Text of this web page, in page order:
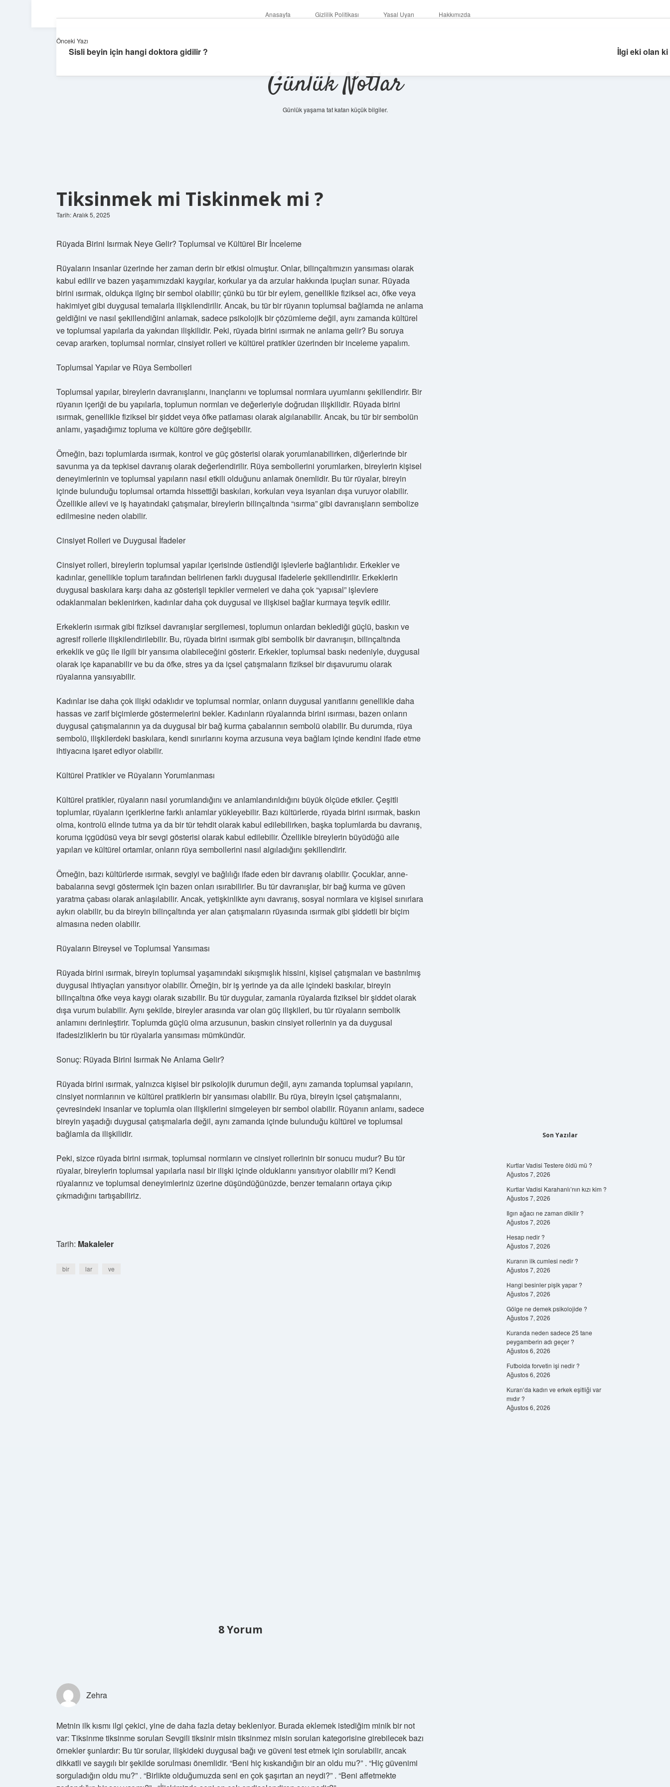
Anasayfa Gizlilik Politikası Yasal Uyarı Hakkımızda
Günlük Notlar
Günlük yaşama tat katan küçük bilgiler.
Tiksinmek mi Tiskinmek mi ?
Tarih: Aralık 5, 2025
Rüyada Birini Isırmak Neye Gelir? Toplumsal ve Kültürel Bir İnceleme
Rüyaların insanlar üzerinde her zaman derin bir etkisi olmuştur. Onlar, bilinçaltımızın yansıması olarak
kabul edilir ve bazen yaşamımızdaki kaygılar, korkular ya da arzular hakkında ipuçları sunar. Rüyada
birini ısırmak, oldukça ilginç bir sembol olabilir; çünkü bu tür bir eylem, genellikle fiziksel acı, öfke veya
hakimiyet gibi duygusal temalarla ilişkilendirilir. Ancak, bu tür bir rüyanın toplumsal bağlamda ne anlama
geldiğini ve nasıl şekillendiğini anlamak, sadece psikolojik bir çözümleme değil, aynı zamanda kültürel
ve toplumsal yapılarla da yakından ilişkilidir. Peki, rüyada birini ısırmak ne anlama gelir? Bu soruya
cevap ararken, toplumsal normlar, cinsiyet rolleri ve kültürel pratikler üzerinden bir inceleme yapalım.
Toplumsal Yapılar ve Rüya Sembolleri
Toplumsal yapılar, bireylerin davranışlarını, inançlarını ve toplumsal normlara uyumlarını şekillendirir. Bir
rüyanın içeriği de bu yapılarla, toplumun normları ve değerleriyle doğrudan ilişkilidir. Rüyada birini
ısırmak, genellikle fiziksel bir şiddet veya öfke patlaması olarak algılanabilir. Ancak, bu tür bir sembolün
anlamı, yaşadığımız topluma ve kültüre göre değişebilir.
Örneğin, bazı toplumlarda ısırmak, kontrol ve güç gösterisi olarak yorumlanabilirken, diğerlerinde bir
savunma ya da tepkisel davranış olarak değerlendirilir. Rüya sembollerini yorumlarken, bireylerin kişisel
deneyimlerinin ve toplumsal yapıların nasıl etkili olduğunu anlamak önemlidir. Bu tür rüyalar, bireyin
içinde bulunduğu toplumsal ortamda hissettiği baskıları, korkuları veya isyanları dışa vuruyor olabilir.
Özellikle ailevi ve iş hayatındaki çatışmalar, bireylerin bilinçaltında “ısırma” gibi davranışların sembolize
edilmesine neden olabilir.
Cinsiyet Rolleri ve Duygusal İfadeler
Cinsiyet rolleri, bireylerin toplumsal yapılar içerisinde üstlendiği işlevlerle bağlantılıdır. Erkekler ve
kadınlar, genellikle toplum tarafından belirlenen farklı duygusal ifadelerle şekillendirilir. Erkeklerin
duygusal baskılara karşı daha az gösterişli tepkiler vermeleri ve daha çok “yapısal” işlevlere
odaklanmaları beklenirken, kadınlar daha çok duygusal ve ilişkisel bağlar kurmaya teşvik edilir.
Erkeklerin ısırmak gibi fiziksel davranışlar sergilemesi, toplumun onlardan beklediği güçlü, baskın ve
agresif rollerle ilişkilendirilebilir. Bu, rüyada birini ısırmak gibi sembolik bir davranışın, bilinçaltında
erkeklik ve güç ile ilgili bir yansıma olabileceğini gösterir. Erkekler, toplumsal baskı nedeniyle, duygusal
olarak içe kapanabilir ve bu da öfke, stres ya da içsel çatışmaların fiziksel bir dışavurumu olarak
rüyalarına yansıyabilir.
Kadınlar ise daha çok ilişki odaklıdır ve toplumsal normlar, onların duygusal yanıtlarını genellikle daha
hassas ve zarif biçimlerde göstermelerini bekler. Kadınların rüyalarında birini ısırması, bazen onların
duygusal çatışmalarının ya da duygusal bir bağ kurma çabalarının sembolü olabilir. Bu durumda, rüya
sembolü, ilişkilerdeki baskılara, kendi sınırlarını koyma arzusuna veya bağlam içinde kendini ifade etme
ihtiyacına işaret ediyor olabilir.
Kültürel Pratikler ve Rüyaların Yorumlanması
Kültürel pratikler, rüyaların nasıl yorumlandığını ve anlamlandırıldığını büyük ölçüde etkiler. Çeşitli
toplumlar, rüyaların içeriklerine farklı anlamlar yükleyebilir. Bazı kültürlerde, rüyada birini ısırmak, baskın
olma, kontrolü elinde tutma ya da bir tür tehdit olarak kabul edilebilirken, başka toplumlarda bu davranış,
koruma içgüdüsü veya bir sevgi gösterisi olarak kabul edilebilir. Özellikle bireylerin büyüdüğü aile
yapıları ve kültürel ortamlar, onların rüya sembollerini nasıl algıladığını şekillendirir.
Örneğin, bazı kültürlerde ısırmak, sevgiyi ve bağlılığı ifade eden bir davranış olabilir. Çocuklar, anne-
babalarına sevgi göstermek için bazen onları ısırabilirler. Bu tür davranışlar, bir bağ kurma ve güven
yaratma çabası olarak anlaşılabilir. Ancak, yetişkinlikte aynı davranış, sosyal normlara ve kişisel sınırlara
aykırı olabilir, bu da bireyin bilinçaltında yer alan çatışmaların rüyasında ısırmak gibi şiddetli bir biçim
almasına neden olabilir.
Rüyaların Bireysel ve Toplumsal Yansıması
Rüyada birini ısırmak, bireyin toplumsal yaşamındaki sıkışmışlık hissini, kişisel çatışmaları ve bastırılmış
duygusal ihtiyaçları yansıtıyor olabilir. Örneğin, bir iş yerinde ya da aile içindeki baskılar, bireyin
bilinçaltına öfke veya kaygı olarak sızabilir. Bu tür duygular, zamanla rüyalarda fiziksel bir şiddet olarak
dışa vurum bulabilir. Aynı şekilde, bireyler arasında var olan güç ilişkileri, bu tür rüyaların sembolik
anlamını derinleştirir. Toplumda güçlü olma arzusunun, baskın cinsiyet rollerinin ya da duygusal
ifadesizliklerin bu tür rüyalarla yansıması mümkündür.
Sonuç: Rüyada Birini Isırmak Ne Anlama Gelir?
Rüyada birini ısırmak, yalnızca kişisel bir psikolojik durumun değil, aynı zamanda toplumsal yapıların,
cinsiyet normlarının ve kültürel pratiklerin bir yansıması olabilir. Bu rüya, bireyin içsel çatışmalarını,
çevresindeki insanlar ve toplumla olan ilişkilerini simgeleyen bir sembol olabilir. Rüyanın anlamı, sadece
bireyin yaşadığı duygusal çatışmalarla değil, aynı zamanda içinde bulunduğu kültürel ve toplumsal
bağlamla da ilişkilidir.
Peki, sizce rüyada birini ısırmak, toplumsal normların ve cinsiyet rollerinin bir sonucu mudur? Bu tür
rüyalar, bireylerin toplumsal yapılarla nasıl bir ilişki içinde olduklarını yansıtıyor olabilir mi? Kendi
rüyalarınız ve toplumsal deneyimleriniz üzerine düşündüğünüzde, benzer temaların ortaya çıkıp
çıkmadığını tartışabiliriz.
Tarih: Makaleler
bir lar ve
Önceki Yazı
Sisli beyin için hangi doktora gidilir ? İlgi eki olan ki
8 Yorum
Zehra
Metnin ilk kısmı ilgi çekici, yine de daha fazla detay bekleniyor. Burada eklemek istediğim minik bir not
var: Tiksinme tiksinme soruları Sevgili tiksinir misin tiksinmez misin soruları kategorisine girebilecek bazı
örnekler şunlardır: Bu tür sorular, ilişkideki duygusal bağı ve güveni test etmek için sorulabilir, ancak
dikkatli ve saygılı bir şekilde sorulması önemlidir. “Beni hiç kıskandığın bir an oldu mu?” . “Hiç güvenimi
sorguladığın oldu mu?” . “Birlikte olduğumuzda seni en çok şaşırtan an neydi?” . “Beni affetmekte
Son Yazılar
Kurtlar Vadisi Testere öldü mü ?
Ağustos 7, 2026
Kurtlar Vadisi Karahanlı’nın kızı kim ?
Ağustos 7, 2026
Ilgın ağacı ne zaman dikilir ?
Ağustos 7, 2026
Hesap nedir ?
Ağustos 7, 2026
Kuranın ilk cumlesi nedir ?
Ağustos 7, 2026
Hangi besinler pişik yapar ?
Ağustos 7, 2026
Gölge ne demek psikolojide ?
Ağustos 7, 2026
Kuranda neden sadece 25 tane
peygamberin adı geçer ?
Ağustos 6, 2026
Futbolda forvetin işi nedir ?
Ağustos 6, 2026
Kuran’da kadın ve erkek eşitliği var
mıdır ?
Ağustos 6, 2026